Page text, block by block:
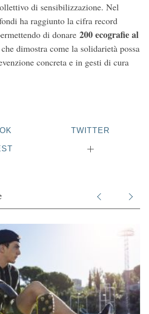
di sensibilizzazione. Nel
ha raggiunto la cifra record
di donare 200 ecografie al
dimostra come la solidarietà possa
concreta e in gesti di cura
TWITTER